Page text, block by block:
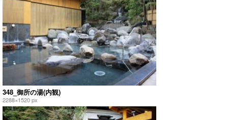
348_御所の湯(内観)
2288×1520 px